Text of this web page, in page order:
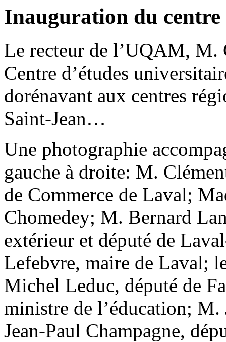
Inauguration du
Le recteur de l’UQAM, M.
Centre d’études
dorénavant aux centres
Saint-Jean…
Une photographie
gauche à droite: M.
de Commerce de Laval;
Chomedey; M. Bernard
extérieur et député de
Lefebvre, maire de Laval;
Michel Leduc, député de
ministre de l’éducation;
Jean-Paul Champagne,